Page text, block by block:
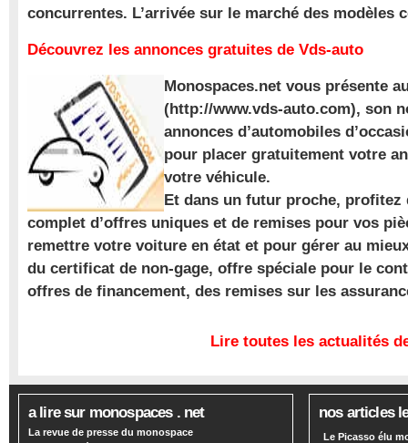
concurrentes. L’arrivée sur le marché des modèles
Découvrez les annonces gratuites de Vds-auto
Monospaces.net vous présente
(http://www.vds-auto.com), son
annonces d’automobiles
pour placer gratuitement votre
votre véhicule.
Et dans un futur proche, profitez
complet d’offres uniques et de remises pour vos
remettre votre voiture en état et pour gérer au
du certificat de non-gage, offre spéciale pour le
offres de financement, des remises sur les
Lire toutes les actualités
a lire sur monospaces . net
La revue de presse du monospace
nos articles
Le Picasso élu